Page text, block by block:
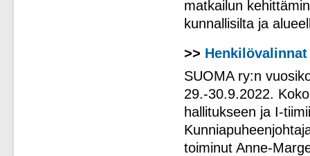
matkailun
kunnallisilta ja
>>
SUOMA ry:n
29.-30.9.2022.
hallitukseen ja I-
toiminut Anne-